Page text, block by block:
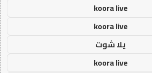
koora live
koora live
يلا شوت
koora live